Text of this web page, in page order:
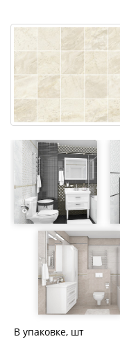
В упаковке, шт